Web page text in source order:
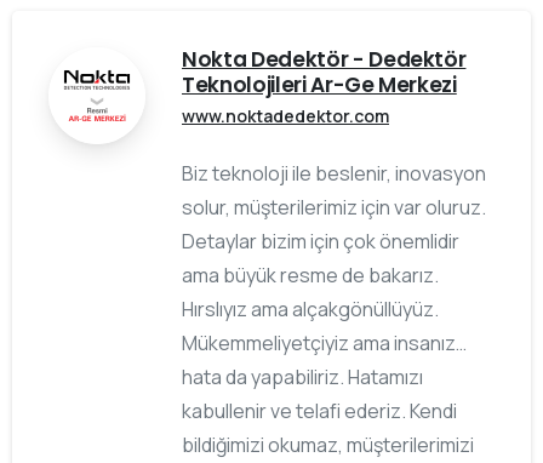
Nokta Dedektör - Dedektör
Teknolojileri Ar-Ge Merkezi
www.noktadedektor.com
Biz teknoloji ile beslenir, inovasyon
solur, müşterilerimiz için var oluruz.
Detaylar bizim için çok önemlidir
ama büyük resme de bakarız.
Hırslıyız ama alçakgönüllüyüz.
Mükemmeliyetçiyiz ama insanız…
hata da yapabiliriz. Hatamızı
kabullenir ve telafi ederiz. Kendi
bildiğimizi okumaz, müşterilerimizi